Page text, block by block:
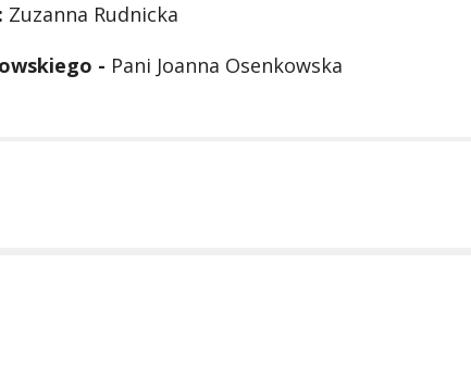
Zuzanna Rudnicka
- Pani Joanna Osenkowska